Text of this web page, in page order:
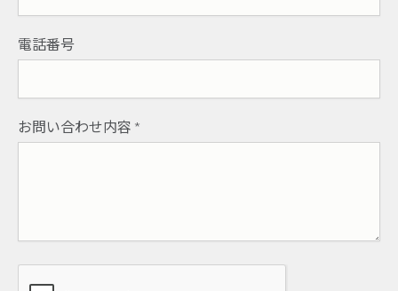
電話番号
お問い合わせ内容 *